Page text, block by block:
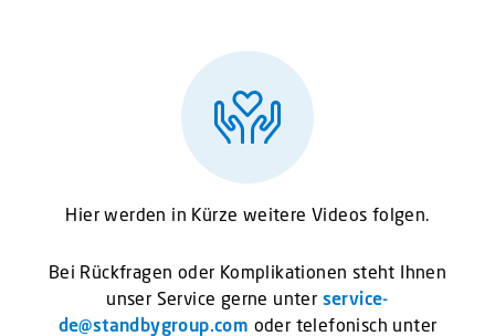
Hier werden in Kürze weitere Videos folgen.
Bei Rückfragen oder Komplikationen steht Ihnen
unser Service gerne unter service-
de@standbygroup.com oder telefonisch unter